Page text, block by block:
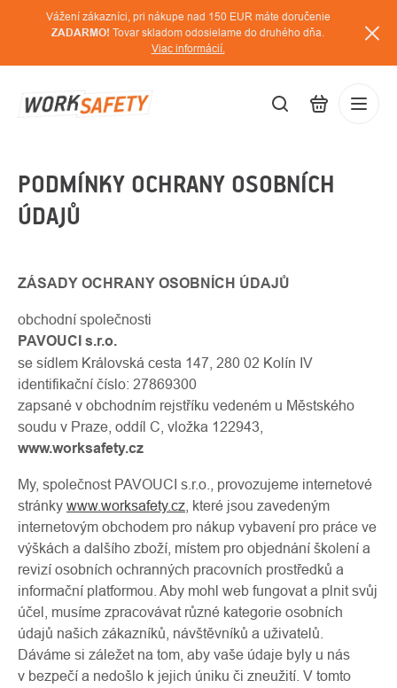
Vážení zákazníci, pri nákupe nad 150 EUR máte doručenie
ZADARMO! Tovar skladom odosielame do druhého dňa.
Viac informácií.
/
O
nás
Kontakty
PODMÍNKY OCHRANY OSOBNÍCH
ÚDAJŮ
ZÁSADY OCHRANY OSOBNÍCH ÚDAJŮ
obchodní společnosti
PAVOUCI s.r.o.
se sídlem Královská cesta 147, 280 02 Kolín IV
identifikační číslo: 27869300
zapsané v obchodním rejstříku vedeném u Městského
soudu v Praze, oddíl C, vložka 122943,
www.worksafety.cz
My, společnost PAVOUCI s.r.o., provozujeme internetové
stránky www.worksafety.cz , které jsou zavedeným
internetovým obchodem pro nákup vybavení pro práce ve
výškách a dalšího zboží, místem pro objednání školení a
revizí osobních ochranných pracovních prostředků a
informační platformou. Aby mohl web fungovat a plnit svůj
účel, musíme zpracovávat různé kategorie osobních
údajů našich zákazníků, návštěvníků a uživatelů.
Dáváme si záležet na tom, aby vaše údaje byly u nás
v bezpečí a nedošlo k jejich úniku či zneužití. V tomto